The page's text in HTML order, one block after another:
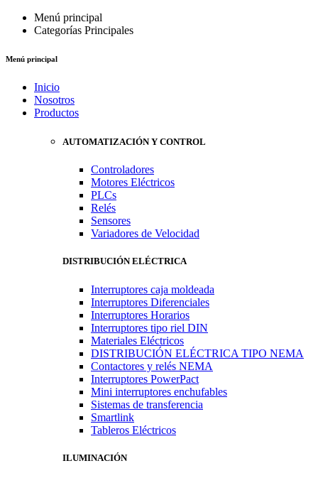
Menú principal
Categorías Principales
Menú principal
Inicio
Nosotros
Productos
AUTOMATIZACIÓN Y CONTROL
Controladores
Motores Eléctricos
PLCs
Relés
Sensores
Variadores de Velocidad
DISTRIBUCIÓN ELÉCTRICA
Interruptores caja moldeada
Interruptores Diferenciales
Interruptores Horarios
Interruptores tipo riel DIN
Materiales Eléctricos
DISTRIBUCIÓN ELÉCTRICA TIPO NEMA
Contactores y relés NEMA
Interruptores PowerPact
Mini interruptores enchufables
Sistemas de transferencia
Smartlink
Tableros Eléctricos
ILUMINACIÓN